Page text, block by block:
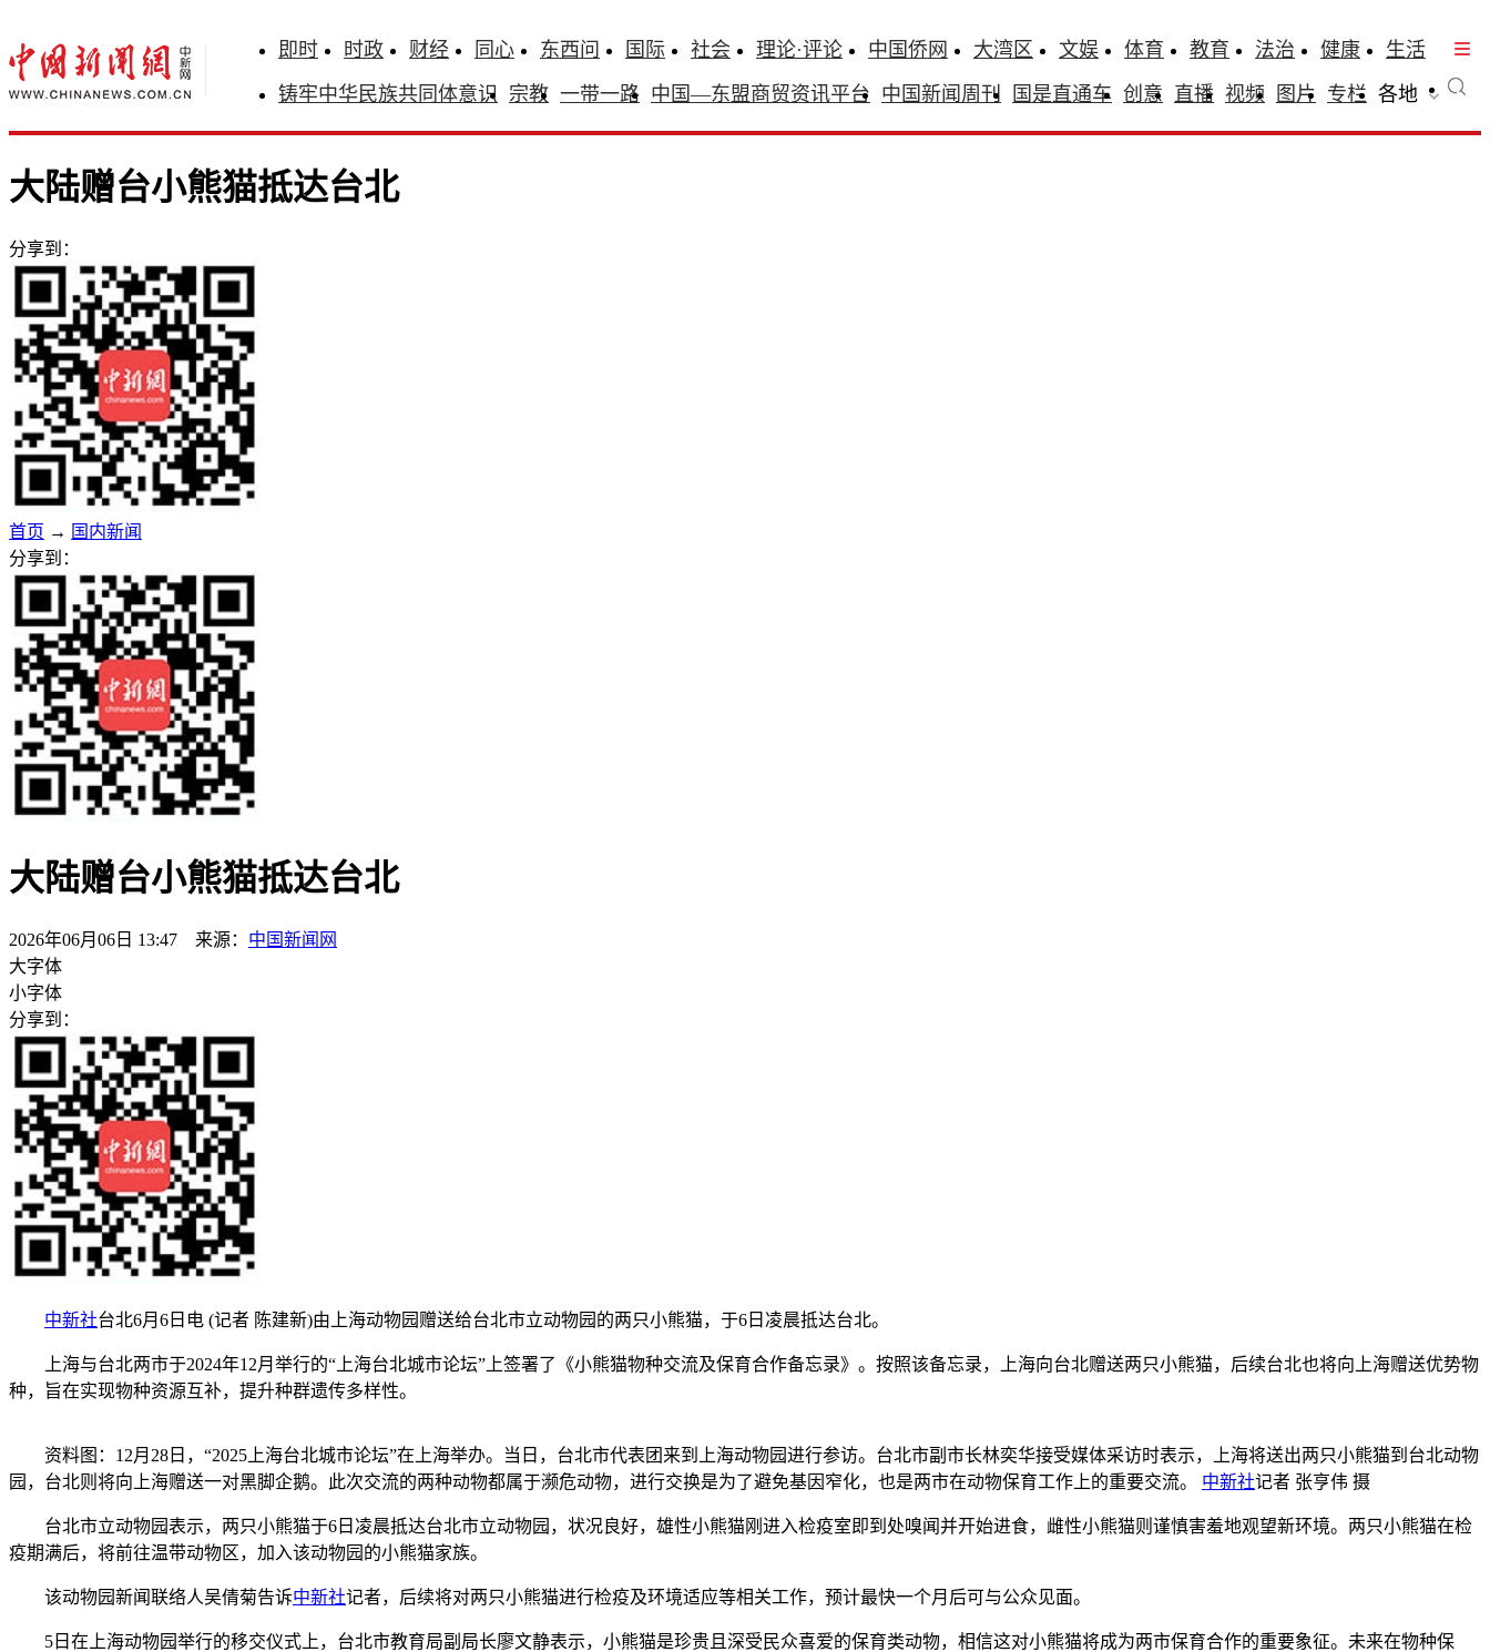
即时 时政 财经 同心 东西问 国际 社会 理论·评论 中国侨网 大湾区 文娱 体育 教育 法治 健康
生活
铸牢中华民族共同体意识 宗教 一带一路 中国—东盟商贸资讯平台 中国新闻周刊 国是直通车 创意 直播 视频 图片 专栏 各地
大陆赠台小熊猫抵达台北
分享到：
首页 → 国内新闻
分享到：
大陆赠台小熊猫抵达台北
2026年06月06日 13:47 来源： 中国新闻网
大字体
小字体
分享到：
中新社台北6月6日电 (记者 陈建新)由上海动物园赠送给台北市立动物园的两只小熊猫，于6日凌晨抵达台北。
上海与台北两市于2024年12月举行的“上海台北城市论坛”上签署了《小熊猫物种交流及保育合作备忘录》。按照该备忘录，上海向台北赠送两只小熊猫，后续台北也将向上海赠送优势物
种，旨在实现物种资源互补，提升种群遗传多样性。
资料图：12月28日，“2025上海台北城市论坛”在上海举办。当日，台北市代表团来到上海动物园进行参访。台北市副市长林奕华接受媒体采访时表示，上海将送出两只小熊猫到台北动物
园，台北则将向上海赠送一对黑脚企鹅。此次交流的两种动物都属于濒危动物，进行交换是为了避免基因窄化，也是两市在动物保育工作上的重要交流。 中新社记者 张亨伟 摄
台北市立动物园表示，两只小熊猫于6日凌晨抵达台北市立动物园，状况良好，雄性小熊猫刚进入检疫室即到处嗅闻并开始进食，雌性小熊猫则谨慎害羞地观望新环境。两只小熊猫在检
疫期满后，将前往温带动物区，加入该动物园的小熊猫家族。
该动物园新闻联络人吴倩菊告诉中新社记者，后续将对两只小熊猫进行检疫及环境适应等相关工作，预计最快一个月后可与公众见面。
5日在上海动物园举行的移交仪式上，台北市教育局副局长廖文静表示，小熊猫是珍贵且深受民众喜爱的保育类动物，相信这对小熊猫将成为两市保育合作的重要象征。未来在物种保